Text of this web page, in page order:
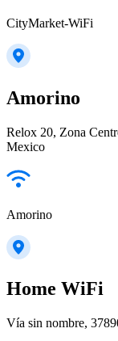
CityMarket-WiFi
Amorino
Relox 20, Zona
Mexico
Amorino
Home WiFi
Vía sin nombre,